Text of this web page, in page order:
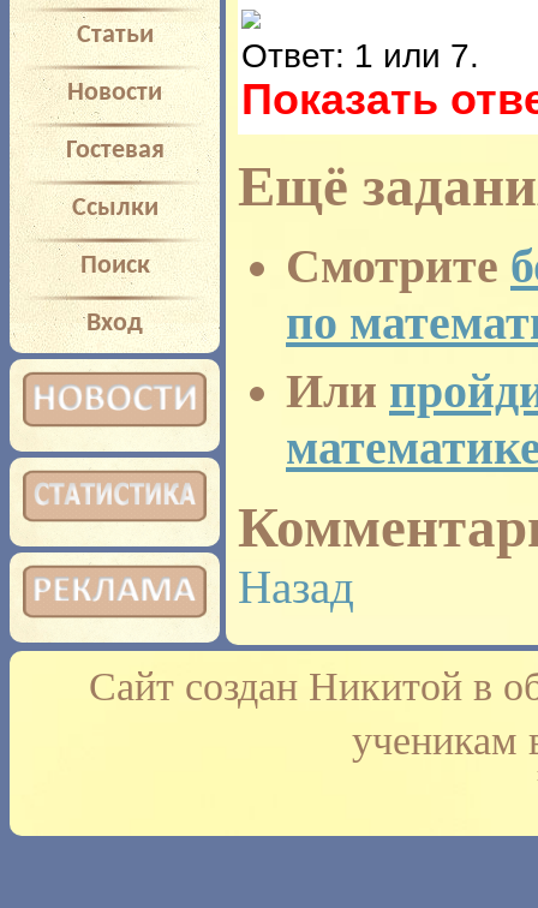
Статьи
Новости
Гостевая
Ссылки
Поиск
Вход
Ответ: 1 или 7.
Показать
Ещё
Смотрите
по
Или
Назад
Сайт создан Никитой в
ученикам